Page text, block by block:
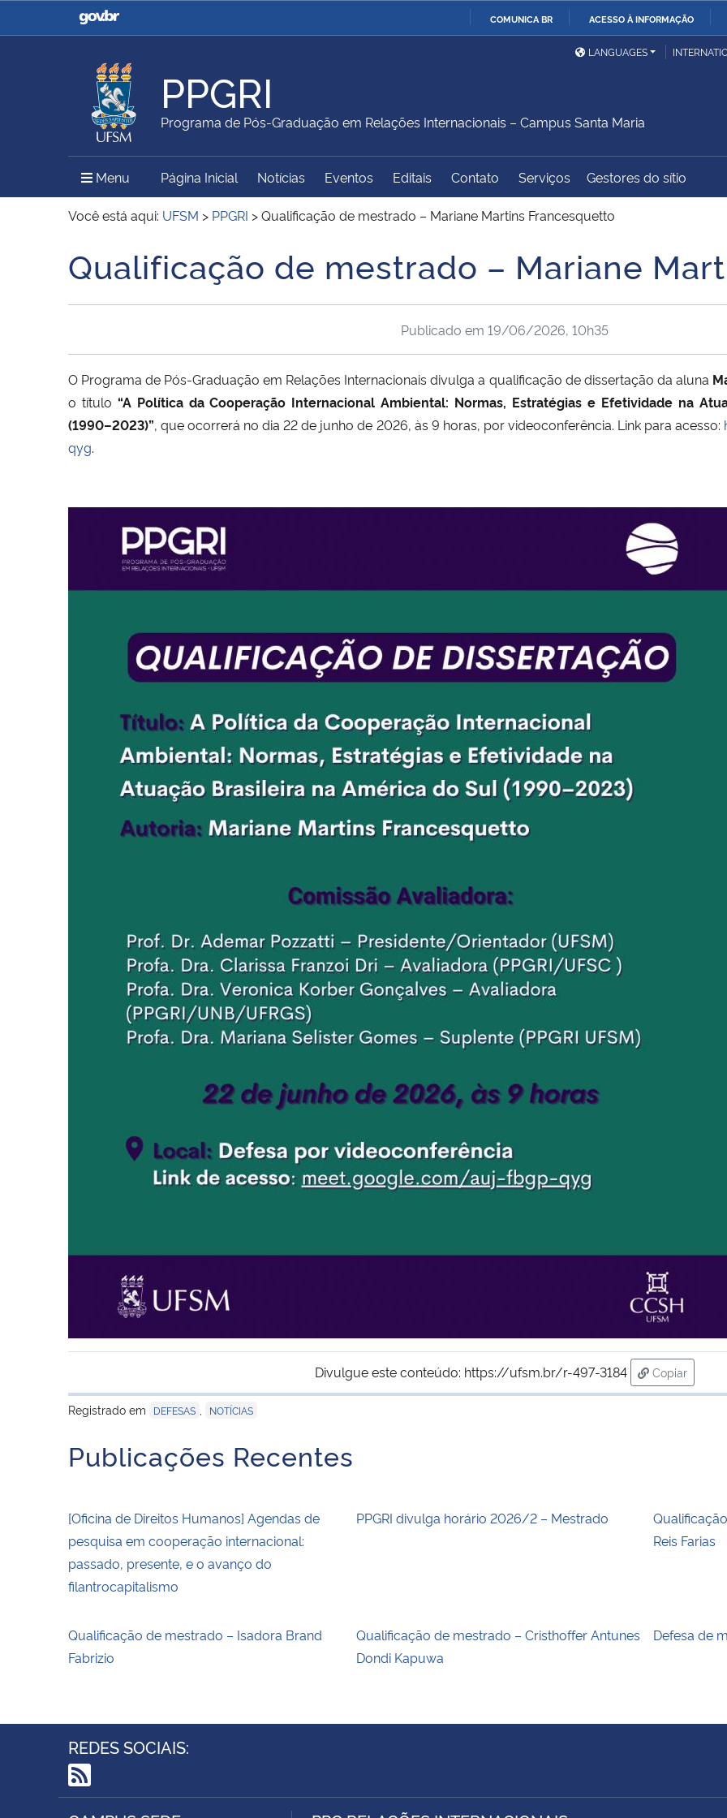
COMUNICA BR ACESSO À INFORMAÇÃO
Casa Civil
Ministério da Justiça e
Ministério da Defesa
Ministério das Relações
Exteriores
Ministério da Agricultura,
Pecuária e Abastecimento
Ministério da Educação
Ministério do Meio Ambiente Ministério do Turismo
Ministério do
Desenvolvimento Regional
Controladoria-Geral da
Secretaria de Governo
Gabinete de Segurança
Advocacia-Geral da União Banco Central do Brasil
LANGUAGES
PPGRI
Programa de Pós-Graduação em Relações Internacionais – Campus Santa Maria
Menu Menu Principal do Sítio
Página Inicial Notícias Eventos Editais Contato Serviços Gestores do sítio
Você está aqui: UFSM > PPGRI >Qualificação de mestrado – Mariane Martins Francesquetto
Início do conteúdo
Qualificação de mestrado – Mariane
Publicado em 19/06/2026, 10h35
O Programa de Pós-Graduação em Relações Internacionais divulga a qualificação de dissertação da aluna
o título “A Política da Cooperação Internacional Ambiental: Normas, Estratégias e Efetividade na
(1990–2023)”, que ocorrerá no dia 22 de junho de 2026, às 9 horas, por videoconferência. Link para acesso:
qyg.
Divulgue este conteúdo: https://ufsm.br/r-497-3184
Copiar
para área
Registrado em
DEFESAS NOTÍCIAS
Publicações Recentes
[Oficina de Direitos Humanos] Agendas de
pesquisa em cooperação internacional:
passado, presente, e o avanço do
filantrocapitalismo
PPGRI divulga horário 2026/2 – Mestrado
Reis Farias
Qualificação de mestrado – Isadora Brand
Fabrizio
Qualificação de mestrado – Cristhoffer Antunes
Dondi Kapuwa
Defesa de
REDES SOCIAIS:
RSS